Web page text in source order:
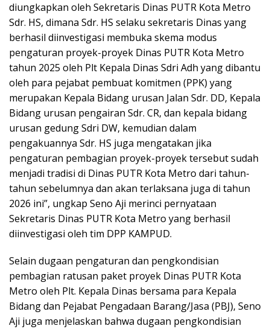
diungkapkan oleh Sekretaris Dinas PUTR Kota Metro
Sdr. HS, dimana Sdr. HS selaku sekretaris Dinas yang
berhasil diinvestigasi membuka skema modus
pengaturan proyek-proyek Dinas PUTR Kota Metro
tahun 2025 oleh Plt Kepala Dinas Sdri Adh yang dibantu
oleh para pejabat pembuat komitmen (PPK) yang
merupakan Kepala Bidang urusan Jalan Sdr. DD, Kepala
Bidang urusan pengairan Sdr. CR, dan kepala bidang
urusan gedung Sdri DW, kemudian dalam
pengakuannya Sdr. HS juga mengatakan jika
pengaturan pembagian proyek-proyek tersebut sudah
menjadi tradisi di Dinas PUTR Kota Metro dari tahun-
tahun sebelumnya dan akan terlaksana juga di tahun
2026 ini”, ungkap Seno Aji merinci pernyataan
Sekretaris Dinas PUTR Kota Metro yang berhasil
diinvestigasi oleh tim DPP KAMPUD.
Selain dugaan pengaturan dan pengkondisian
pembagian ratusan paket proyek Dinas PUTR Kota
Metro oleh Plt. Kepala Dinas bersama para Kepala
Bidang dan Pejabat Pengadaan Barang/Jasa (PBJ), Seno
Aji juga menjelaskan bahwa dugaan pengkondisian